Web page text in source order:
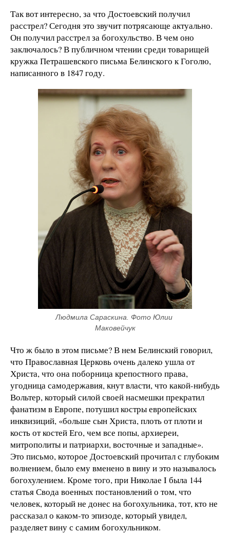
Так вот интересно, за что Достоевский получил
расстрел? Сегодня это звучит потрясающе актуально.
Он получил расстрел за богохульство. В чем оно
заключалось? В публичном чтении среди товарищей
кружка Петрашевского письма Белинского к Гоголю,
написанного в 1847 году.
Людмила Сараскина. Фото Юлии
Маковейчук
Что ж было в этом письме? В нем Белинский говорил,
что Православная Церковь очень далеко ушла от
Христа, что она поборница крепостного права,
угодница самодержавия, кнут власти, что какой-нибудь
Вольтер, который силой своей насмешки прекратил
фанатизм в Европе, потушил костры европейских
инквизиций, «больше сын Христа, плоть от плоти и
кость от костей Его, чем все попы, архиереи,
митрополиты и патриархи, восточные и западные».
Это письмо, которое Достоевский прочитал с глубоким
волнением, было ему вменено в вину и это называлось
богохулением. Кроме того, при Николае I была 144
статья Свода военных постановлений о том, что
человек, который не донес на богохульника, тот, кто не
рассказал о каком-то эпизоде, который увидел,
разделяет вину с самим богохульником.